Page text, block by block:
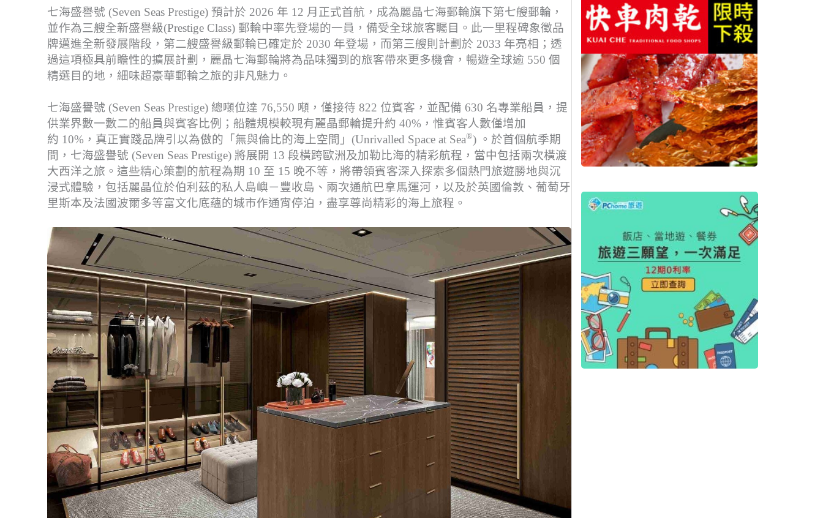
七海盛譽號 (Seven Seas Prestige) 預計於 2026 年 12 月正式首航，成為麗晶七海郵輪旗下第七艘郵輪，
並作為三艘全新盛譽級(Prestige Class) 郵輪中率先登場的一員，備受全球旅客矚目。此一里程碑象徵品
牌邁進全新發展階段，第二艘盛譽級郵輪已確定於 2030 年登場，而第三艘則計劃於 2033 年亮相；透
過這項極具前瞻性的擴展計劃，麗晶七海郵輪將為品味獨到的旅客帶來更多機會，暢遊全球逾 550 個
精選目的地，細味超豪華郵輪之旅的非凡魅力。
七海盛譽號 (Seven Seas Prestige) 總噸位達 76,550 噸，僅接待 822 位賓客，並配備 630 名專業船員，提
供業界數一數二的船員與賓客比例；船體規模較現有麗晶郵輪提升約 40%，惟賓客人數僅增加
約 10%，真正實踐品牌引以為傲的「無與倫比的海上空間」(Unrivalled Space at Sea®) 。於首個航季期
間，七海盛譽號 (Seven Seas Prestige) 將展開 13 段橫跨歐洲及加勒比海的精彩航程，當中包括兩次橫渡
大西洋之旅。這些精心策劃的航程為期 10 至 15 晚不等，將帶領賓客深入探索多個熱門旅遊勝地與沉
浸式體驗，包括麗晶位於伯利茲的私人島嶼－豐收島、兩次通航巴拿馬運河，以及於英國倫敦、葡萄牙
里斯本及法國波爾多等富文化底蘊的城市作通宵停泊，盡享尊尚精彩的海上旅程。